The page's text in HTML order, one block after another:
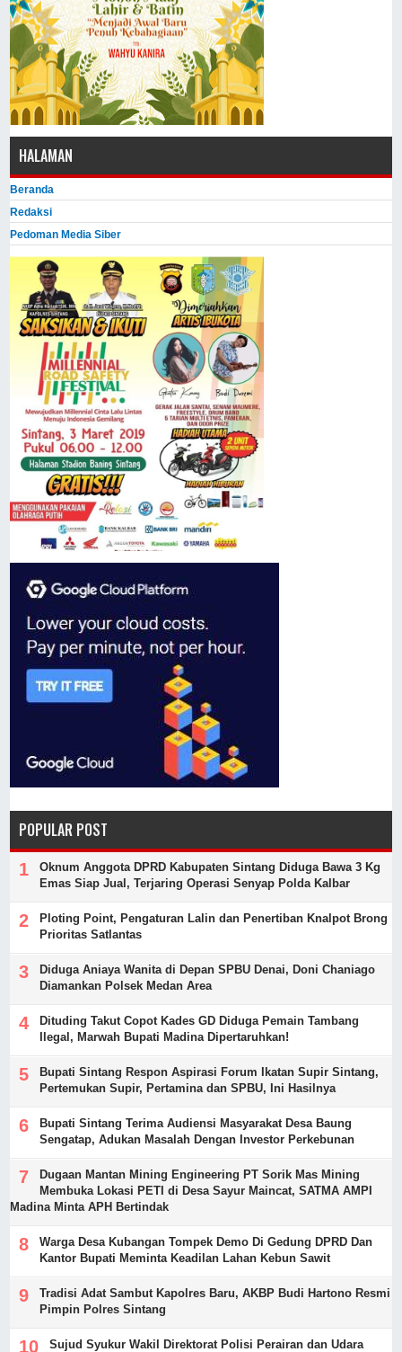
HALAMAN
Beranda
Redaksi
Pedoman Media Siber
POPULAR POST
Oknum Anggota DPRD Kabupaten Sintang Diduga Bawa 3 Kg
Emas Siap Jual, Terjaring Operasi Senyap Polda Kalbar
Ploting Point, Pengaturan Lalin dan Penertiban Knalpot Brong
Prioritas Satlantas
Diduga Aniaya Wanita di Depan SPBU Denai, Doni Chaniago
Diamankan Polsek Medan Area
Dituding Takut Copot Kades GD Diduga Pemain Tambang
Ilegal, Marwah Bupati Madina Dipertaruhkan!
Bupati Sintang Respon Aspirasi Forum Ikatan Supir Sintang,
Pertemukan Supir, Pertamina dan SPBU, Ini Hasilnya
Bupati Sintang Terima Audiensi Masyarakat Desa Baung
Sengatap, Adukan Masalah Dengan Investor Perkebunan
Dugaan Mantan Mining Engineering PT Sorik Mas Mining
Membuka Lokasi PETI di Desa Sayur Maincat, SATMA AMPI
Madina Minta APH Bertindak
Warga Desa Kubangan Tompek Demo Di Gedung DPRD Dan
Kantor Bupati Meminta Keadilan Lahan Kebun Sawit
Tradisi Adat Sambut Kapolres Baru, AKBP Budi Hartono Resmi
Pimpin Polres Sintang
Sujud Syukur Wakil Direktorat Polisi Perairan dan Udara